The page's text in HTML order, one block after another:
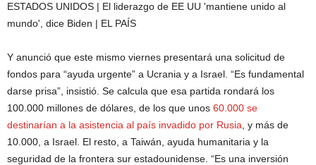
ESTADOS UNIDOS | El liderazgo de EE UU 'mantiene unido al
mundo', dice Biden | EL PAÍS
Y anunció que este mismo viernes presentará una solicitud de
fondos para “ayuda urgente” a Ucrania y a Israel. “Es fundamental
darse prisa”, insistió. Se calcula que esa partida rondará los
100.000 millones de dólares, de los que unos 60.000 se
destinarían a la asistencia al país invadido por Rusia , y más de
10.000, a Israel. El resto, a Taiwán, ayuda humanitaria y la
seguridad de la frontera sur estadounidense. “Es una inversión